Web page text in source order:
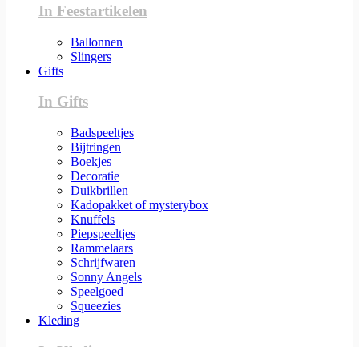
In Feestartikelen
Ballonnen
Slingers
Gifts
In Gifts
Badspeeltjes
Bijtringen
Boekjes
Decoratie
Duikbrillen
Kadopakket of mysterybox
Knuffels
Piepspeeltjes
Rammelaars
Schrijfwaren
Sonny Angels
Speelgoed
Squeezies
Kleding